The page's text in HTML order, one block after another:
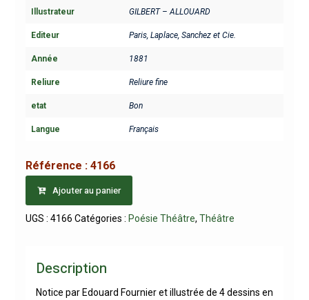
Illustrateur GILBERT – ALLOUARD
Editeur Paris, Laplace, Sanchez et Cie.
Année 1881
Reliure Reliure fine
etat Bon
Langue Français
Référence : 4166
Ajouter au panier
UGS : 4166 Catégories : Poésie Théâtre, Théâtre
Description
Notice par Edouard Fournier et illustrée de 4 dessins en